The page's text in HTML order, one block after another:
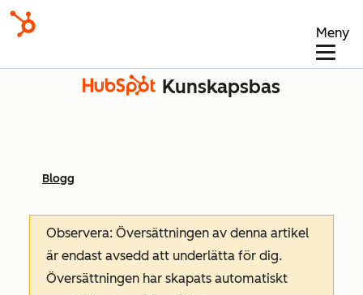
Meny
Kunskapsbas
Blogg
Observera: Översättningen av denna artikel
är endast avsedd att underlätta för dig.
Översättningen har skapats automatiskt